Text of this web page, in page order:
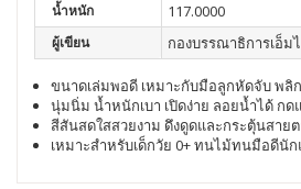
น้ำหนัก 117.0000
ผู้เขียน กองบรรณาธิการเอ็ม
ขนาดเล่มพอดี เหมาะกับมือลูกหัดจับพลิก
นุ่มนิ่ม น้ำหนักเบา เปิดง่าย ลอยน้ำได้ กด
สีสันสดใสสวยงาม ดึงดูดและกระตุ้นสายต
เหมาะสำหรับเด็กวัย 0+ทนไม้ทนมือดีนัก